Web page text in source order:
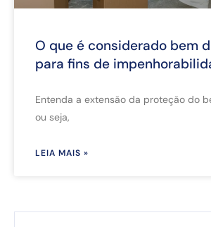
O que é considerado bem
para fins de
Entenda a extensão da proteção do
ou seja,
LEIA MAIS »